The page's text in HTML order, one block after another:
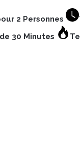
2 Personnes
30 Minutes